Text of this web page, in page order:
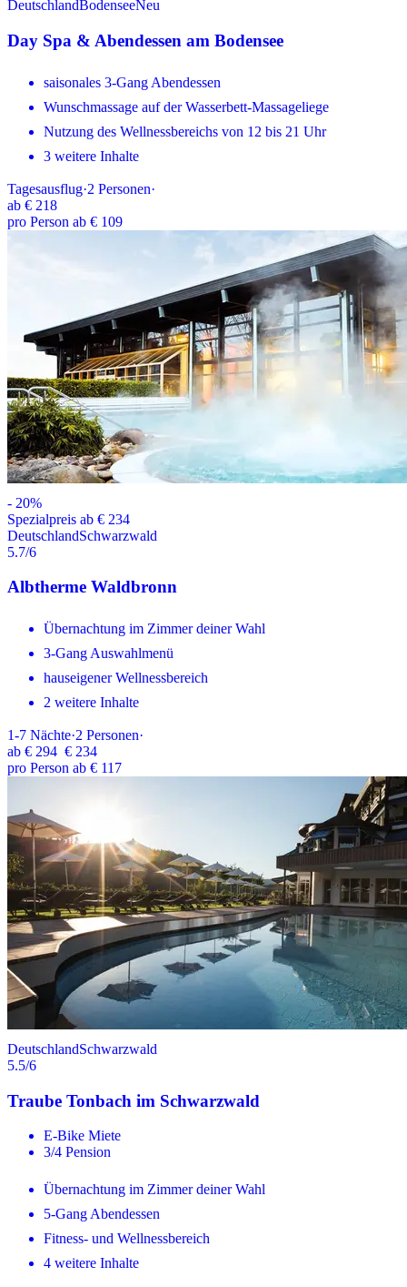
DeutschlandBodenseeNeu
Day Spa & Abendessen am Bodensee
saisonales 3-Gang Abendessen
Wunschmassage auf der Wasserbett-Massageliege
Nutzung des Wellnessbereichs von 12 bis 21 Uhr
3 weitere Inhalte
Tagesausflug·2 Personen·
ab € 218
pro Person ab € 109
- 20%
Spezialpreis ab € 234
DeutschlandSchwarzwald
5.7/6
Albtherme Waldbronn
Übernachtung im Zimmer deiner Wahl
3-Gang Auswahlmenü
hauseigener Wellnessbereich
2 weitere Inhalte
1-7 Nächte·2 Personen·
ab € 294 € 234
pro Person ab € 117
DeutschlandSchwarzwald
5.5/6
Traube Tonbach im Schwarzwald
E-Bike Miete
3/4 Pension
Übernachtung im Zimmer deiner Wahl
5-Gang Abendessen
Fitness- und Wellnessbereich
4 weitere Inhalte